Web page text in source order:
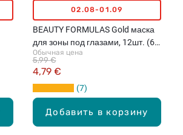
Добавить в корзину
02.08-01.09
BEAUTY FORMULAS Gold маска
для зоны под глазами, 12шт. (6
пар)
Обычная цена
4,79 €
5,99 €
7